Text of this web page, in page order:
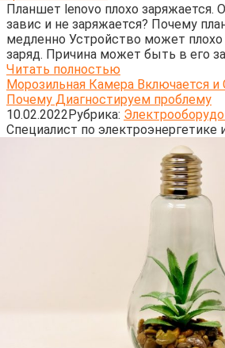
Планшет lenovo плохо заряжается.
завис и не заряжается? Почему
медленно Устройство может
заряд. Причина может быть в его
Читать полностью
Морозильная Камера Включается
Почему Диагностируем проблему
10.02.2022Рубрика:
Cпециалист по электроэнергетике